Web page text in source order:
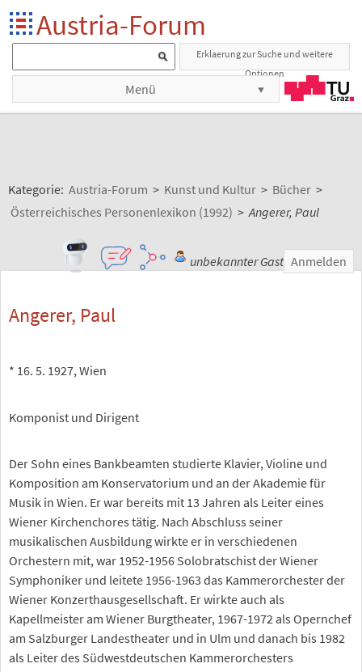
Austria-Forum
Erklaerung zur Suche und weitere
Optionen
Menü
Kategorie: Austria-Forum > Kunst und Kultur > Bücher >
Österreichisches Personenlexikon (1992) > Angerer, Paul
unbekannter Gast Anmelden
Angerer, Paul
* 16. 5. 1927, Wien
Komponist und Dirigent
Der Sohn eines Bankbeamten studierte Klavier, Violine und
Komposition am Konservatorium und an der Akademie für
Musik in Wien. Er war bereits mit 13 Jahren als Leiter eines
Wiener Kirchenchores tätig. Nach Abschluss seiner
musikalischen Ausbildung wirkte er in verschiedenen
Orchestern mit, war 1952-1956 Solobratschist der Wiener
Symphoniker und leitete 1956-1963 das Kammerorchester der
Wiener Konzerthausgesellschaft. Er wirkte auch als
Kapellmeister am Wiener Burgtheater, 1967-1972 als Opernchef
am Salzburger Landestheater und in Ulm und danach bis 1982
als Leiter des Südwestdeutschen Kammerorchesters